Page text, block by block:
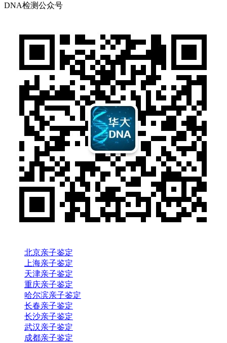
DNA检测公众号
北京亲子鉴定
上海亲子鉴定
天津亲子鉴定
重庆亲子鉴定
哈尔滨亲子鉴定
长春亲子鉴定
长沙亲子鉴定
武汉亲子鉴定
成都亲子鉴定